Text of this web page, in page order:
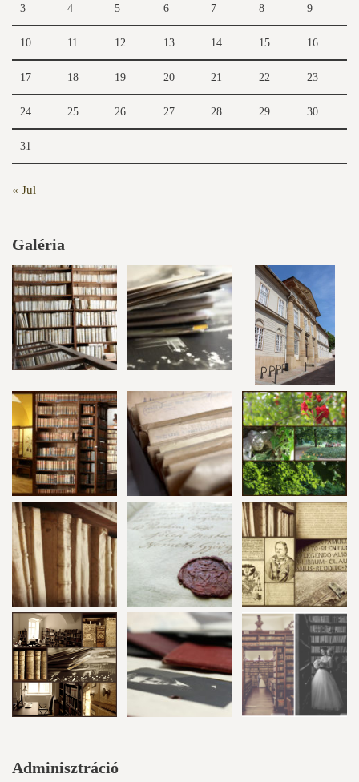
3 4 5 6 7 8 9
10 11 12 13 14 15 16
17 18 19 20 21 22 23
24 25 26 27 28 29 30
31
« Jul
Galéria
Adminisztráció